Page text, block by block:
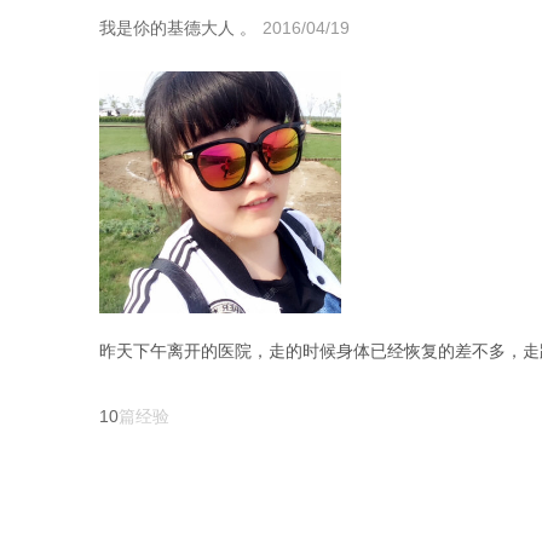
我是伱的基德大人 。 2016/04/19
10篇经验